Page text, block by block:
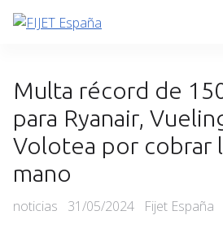
Skip
Multa récord de
para Ryanair,
Volotea por cobrar
mano
Categories
noticias
Posted
31/05/2024 Fijet España